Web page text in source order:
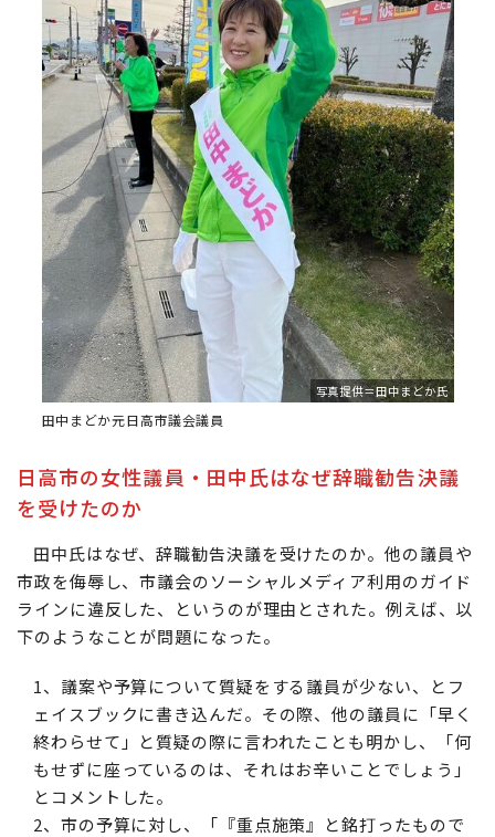
写真提供＝田中まどか氏
田中まどか元日高市議会議員
日高市の女性議員・田中氏はなぜ辞職勧告決議
を受けたのか
田中氏はなぜ、辞職勧告決議を受けたのか。他の議員や
市政を侮辱し、市議会のソーシャルメディア利用のガイド
ラインに違反した、というのが理由とされた。例えば、以
下のようなことが問題になった。
1、議案や予算について質疑をする議員が少ない、とフ
ェイスブックに書き込んだ。その際、他の議員に「早く
終わらせて」と質疑の際に言われたことも明かし、「何
もせずに座っているのは、それはお辛いことでしょう」
とコメントした。
2、市の予算に対し、「『重点施策』と銘打ったもので